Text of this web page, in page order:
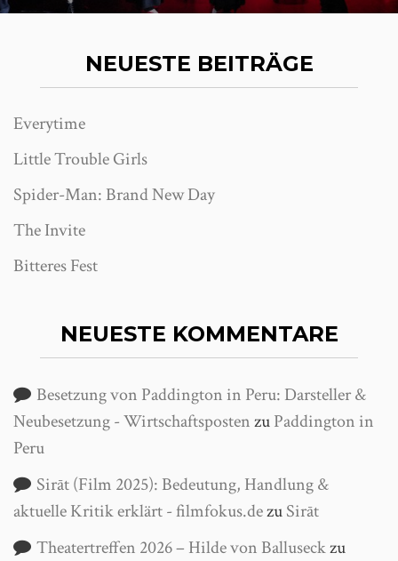
NEUESTE BEITRÄGE
Everytime
Little Trouble Girls
Spider-Man: Brand New Day
The Invite
Bitteres Fest
NEUESTE KOMMENTARE
Besetzung von Paddington in Peru: Darsteller &
Neubesetzung - WirtschaftspostenzuPaddington in
Peru
Sirāt (Film 2025): Bedeutung, Handlung &
aktuelle Kritik erklärt - filmfokus.dezuSirāt
Theatertreffen 2026 – Hilde von Balluseckzu